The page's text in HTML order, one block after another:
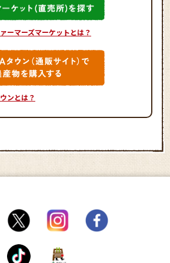
ーマーズマーケットとは？
ンとは？